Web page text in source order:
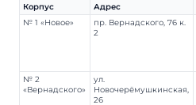
Корпус Адрес
№ 1 «Новое»
пр. Вернадского, 76 к.
2
№ 2
«Вернадского»
ул.
Новочерёмушкинская,
26